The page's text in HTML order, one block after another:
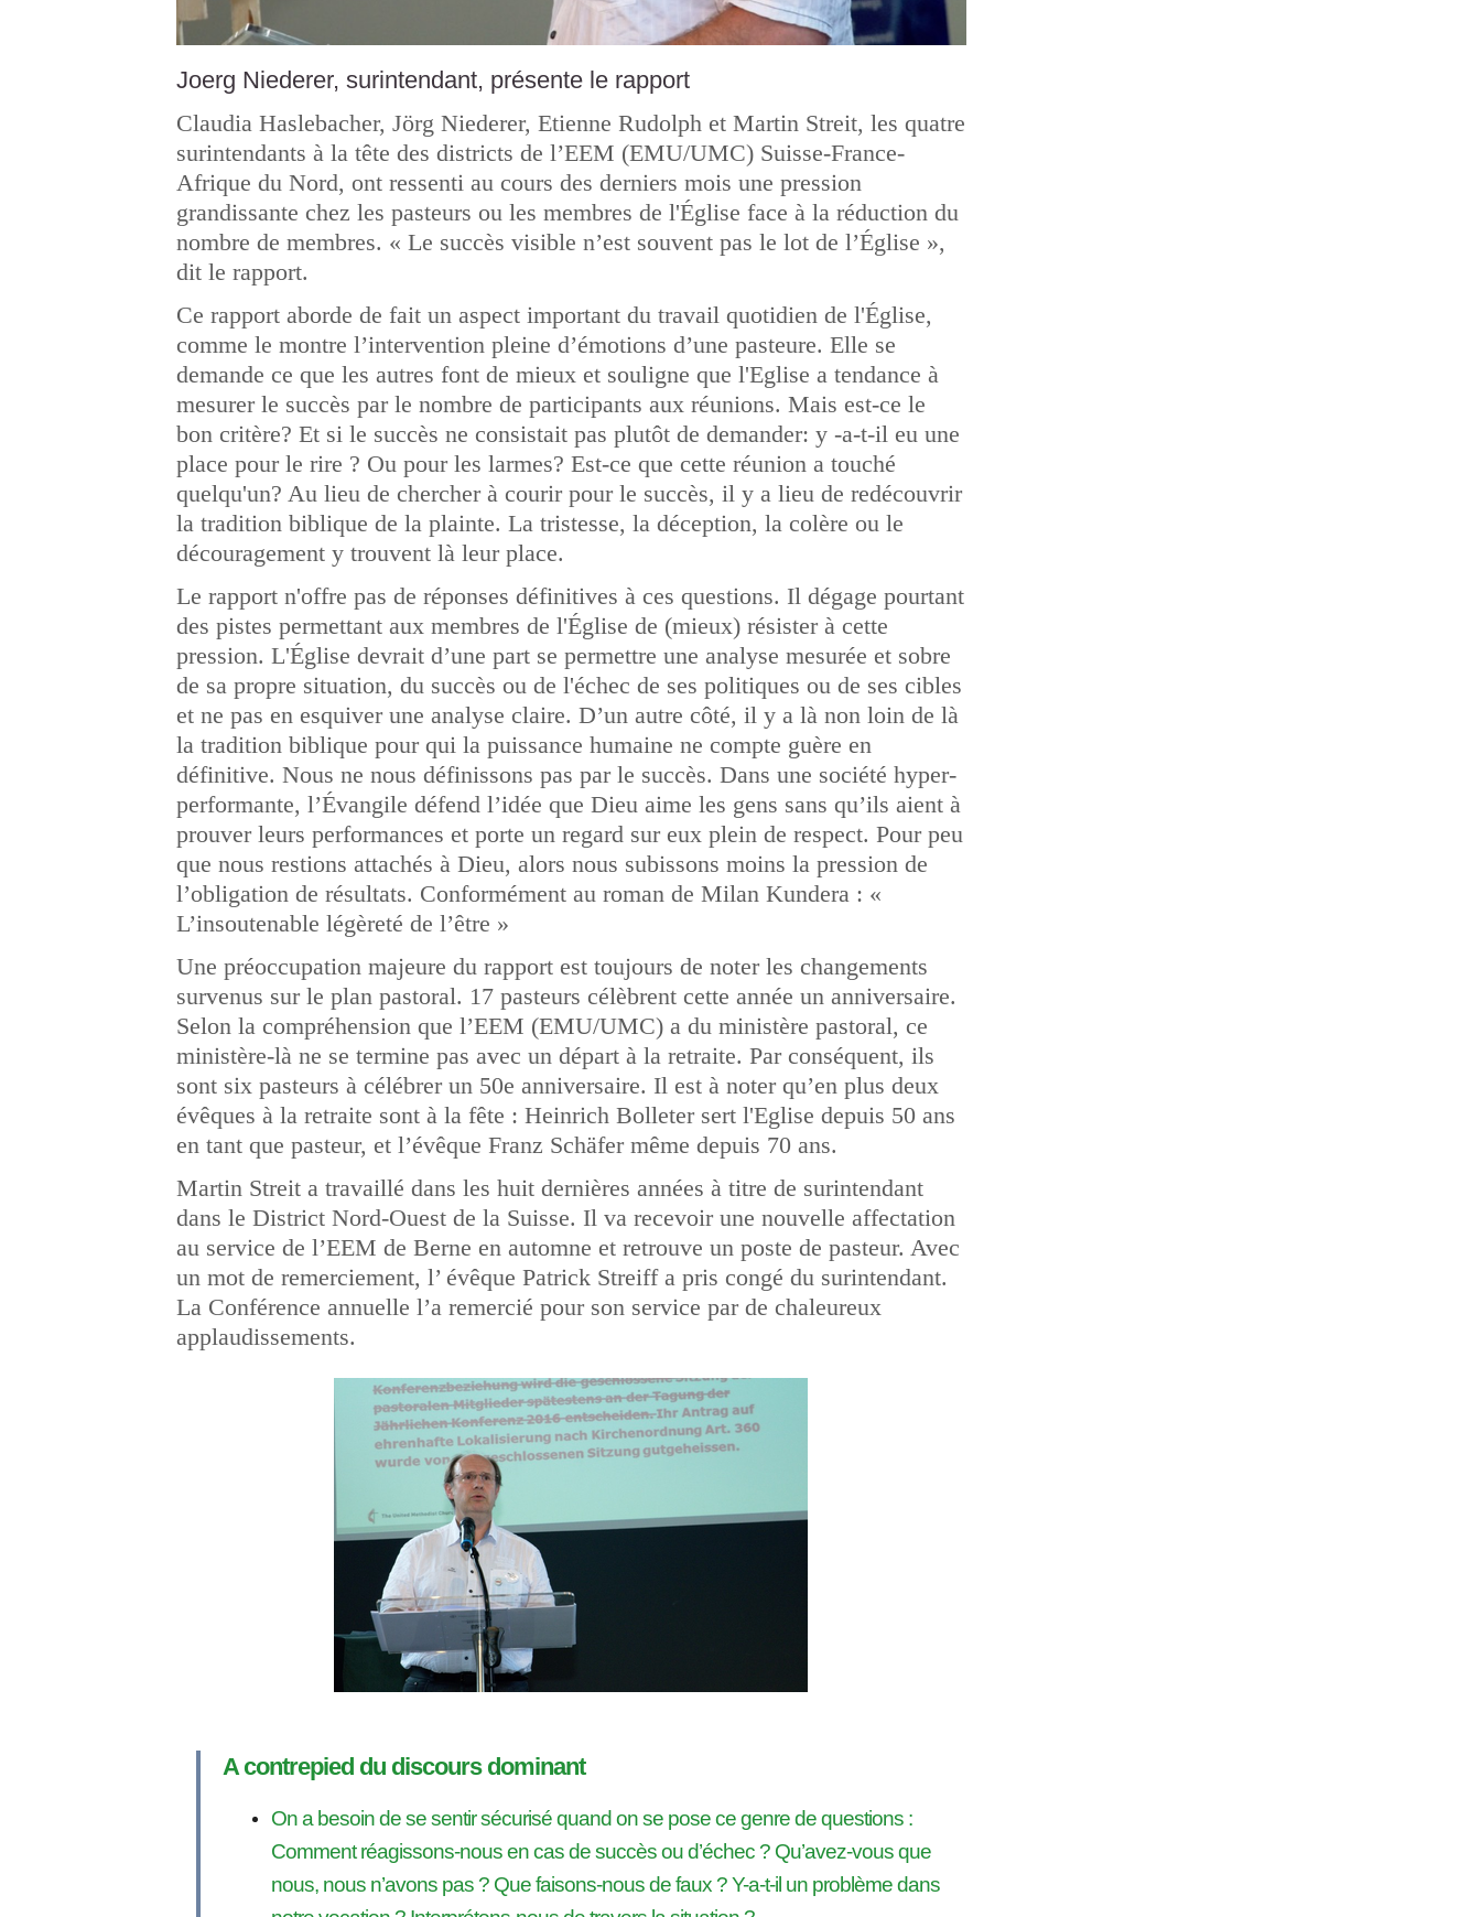
Joerg Niederer, surintendant, présente le rapport
Claudia Haslebacher, Jörg Niederer, Etienne Rudolph et Martin Streit, les quatre
surintendants à la tête des districts de l’EEM (EMU/UMC) Suisse-France-
Afrique du Nord, ont ressenti au cours des derniers mois une pression
grandissante chez les pasteurs ou les membres de l'Église face à la réduction du
nombre de membres. « Le succès visible n’est souvent pas le lot de l’Église »,
dit le rapport.
Ce rapport aborde de fait un aspect important du travail quotidien de l'Église,
comme le montre l’intervention pleine d’émotions d’une pasteure. Elle se
demande ce que les autres font de mieux et souligne que l'Eglise a tendance à
mesurer le succès par le nombre de participants aux réunions. Mais est-ce le
bon critère? Et si le succès ne consistait pas plutôt de demander: y -a-t-il eu une
place pour le rire ? Ou pour les larmes? Est-ce que cette réunion a touché
quelqu'un? Au lieu de chercher à courir pour le succès, il y a lieu de redécouvrir
la tradition biblique de la plainte. La tristesse, la déception, la colère ou le
découragement y trouvent là leur place.
Le rapport n'offre pas de réponses définitives à ces questions. Il dégage pourtant
des pistes permettant aux membres de l'Église de (mieux) résister à cette
pression. L'Église devrait d’une part se permettre une analyse mesurée et sobre
de sa propre situation, du succès ou de l'échec de ses politiques ou de ses cibles
et ne pas en esquiver une analyse claire. D’un autre côté, il y a là non loin de là
la tradition biblique pour qui la puissance humaine ne compte guère en
définitive. Nous ne nous définissons pas par le succès. Dans une société hyper-
performante, l’Évangile défend l’idée que Dieu aime les gens sans qu’ils aient à
prouver leurs performances et porte un regard sur eux plein de respect. Pour peu
que nous restions attachés à Dieu, alors nous subissons moins la pression de
l’obligation de résultats. Conformément au roman de Milan Kundera : «
L’insoutenable légèreté de l’être »
Une préoccupation majeure du rapport est toujours de noter les changements
survenus sur le plan pastoral. 17 pasteurs célèbrent cette année un anniversaire.
Selon la compréhension que l’EEM (EMU/UMC) a du ministère pastoral, ce
ministère-là ne se termine pas avec un départ à la retraite. Par conséquent, ils
sont six pasteurs à célébrer un 50e anniversaire. Il est à noter qu’en plus deux
évêques à la retraite sont à la fête : Heinrich Bolleter sert l'Eglise depuis 50 ans
en tant que pasteur, et l’évêque Franz Schäfer même depuis 70 ans.
Martin Streit a travaillé dans les huit dernières années à titre de surintendant
dans le District Nord-Ouest de la Suisse. Il va recevoir une nouvelle affectation
au service de l’EEM de Berne en automne et retrouve un poste de pasteur. Avec
un mot de remerciement, l’ évêque Patrick Streiff a pris congé du surintendant.
La Conférence annuelle l’a remercié pour son service par de chaleureux
applaudissements.
A contrepied du discours dominant
On a besoin de se sentir sécurisé quand on se pose ce genre de questions :
Comment réagissons-nous en cas de succès ou d’échec ? Qu’avez-vous que
nous, nous n’avons pas ? Que faisons-nous de faux ? Y-a-t-il un problème dans